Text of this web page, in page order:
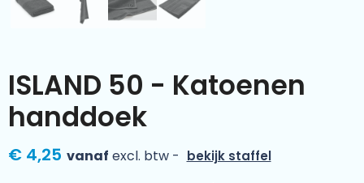
ISLAND 50 - Katoenen
handdoek
€ 4,25 vanaf excl. btw - bekijk staffel